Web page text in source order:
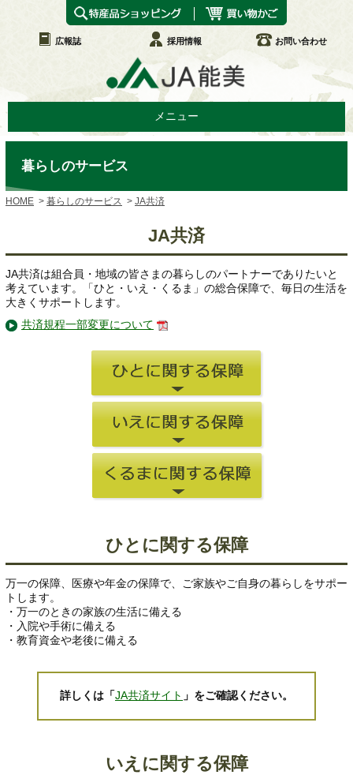
広報誌 採用情報 お問い合わせ
メニュー
暮らしのサービス
HOME 暮らしのサービス JA共済
JA共済
JA共済は組合員・地域の皆さまの暮らしのパートナーでありたいと
考えています。「ひと・いえ・くるま」の総合保障で、毎日の生活を
大きくサポートします。
共済規程一部変更について
ひとに関する保障
万一の保障、医療や年金の保障で、ご家族やご自身の暮らしをサポー
トします。
・万一のときの家族の生活に備える
・入院や手術に備える
・教育資金や老後に備える
詳しくは「JA共済サイト 」をご確認ください。
いえに関する保障